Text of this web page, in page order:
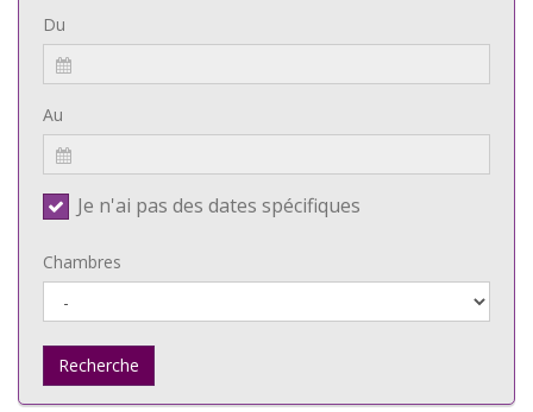
Du
Au
Je n'ai pas des dates spécifiques
Chambres
Recherche